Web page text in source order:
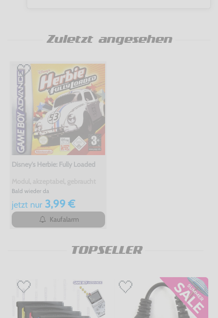
Zuletzt angesehen
Disney's Herbie: Fully Loaded
Bald wieder da
jetzt nur3,99 €
Kaufalarm
TOPSELLER